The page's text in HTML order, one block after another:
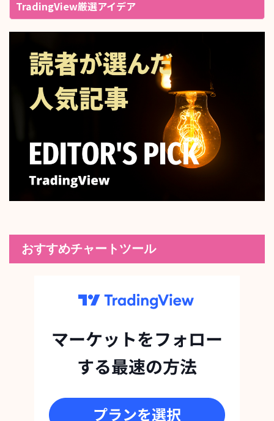
TradingView厳選アイデア
おすすめチャートツール